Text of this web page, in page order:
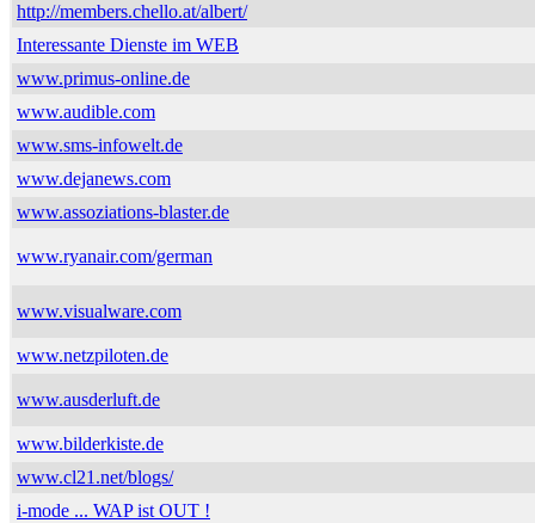
http://members.chello.at/albert/
Interessante Dienste im WEB
www.primus-online.de
www.audible.com
www.sms-infowelt.de
www.dejanews.com
www.assoziations-blaster.de
www.ryanair.com/german
www.visualware.com
www.netzpiloten.de
www.ausderluft.de
www.bilderkiste.de
www.cl21.net/blogs/
i-mode ... WAP ist OUT !